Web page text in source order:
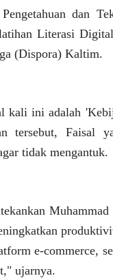
dan
Literasi
(Dispora) Kaltim.
kali ini adalah
tersebut, Faisal
tidak mengantuk.
e-commerce,
ujarnya.